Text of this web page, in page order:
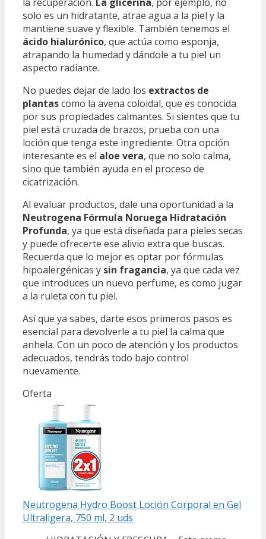
solo es un hidratante, atrae agua a la piel y la
mantiene suave y flexible. También tenemos el
ácido hialurónico, que actúa como esponja,
atrapando la humedad y dándole a tu piel un
aspecto radiante.
No puedes dejar de lado los extractos de
plantascomo la avena coloidal, que es conocida
por sus propiedades calmantes. Si sientes que tu
piel está cruzada de brazos, prueba con una
loción que tenga este ingrediente. Otra opción
interesante es el aloe vera, que no solo calma,
sino que también ayuda en el proceso de
cicatrización.
Al evaluar productos, dale una oportunidad a la
Neutrogena Fórmula Noruega Hidratación
Profunda, ya que está diseñada para pieles secas
y puede ofrecerte ese alivio extra que buscas.
Recuerda que lo mejor es optar por fórmulas
hipoalergénicas y sin fragancia, ya que cada vez
que introduces un nuevo perfume, es como jugar
a la ruleta con tu piel.
Así que ya sabes, darte esos primeros pasos es
esencial para devolverle a tu piel la calma que
anhela. Con un poco de atención y los productos
adecuados, tendrás todo bajo control
nuevamente.
Oferta
Neutrogena Hydro Boost Loción Corporal en Gel
Ultraligera, 750 ml, 2 uds